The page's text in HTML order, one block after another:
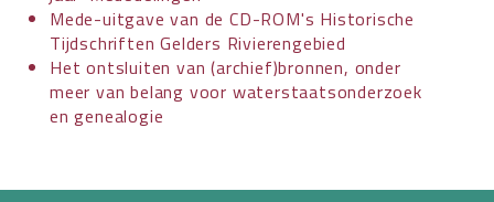
Mede-uitgave van de CD-ROM's Historische
Tijdschriften Gelders Rivierengebied
Het ontsluiten van (archief)bronnen, onder
meer van belang voor waterstaatsonderzoek
en genealogie